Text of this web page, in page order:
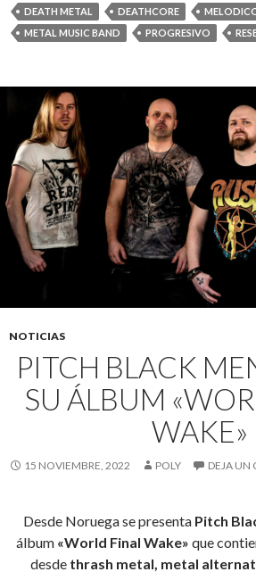
DEATH METAL
DEATHCORE
METAL MUSIC BAND
PROGRESIVO
NOTICIAS
PITCH BLACK
SU ÁLBUM
WAKE»
15 NOVIEMBRE, 2022 POLY DEJA UN
Desde Noruega se presenta Pitch
álbum «World Final Wake» que
desde thrash metal, metal